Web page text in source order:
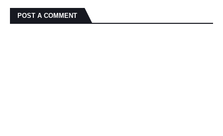
POST A COMMENT